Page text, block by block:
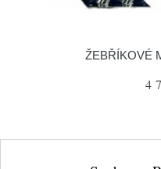
ŽEBŘÍKOVÉ
4